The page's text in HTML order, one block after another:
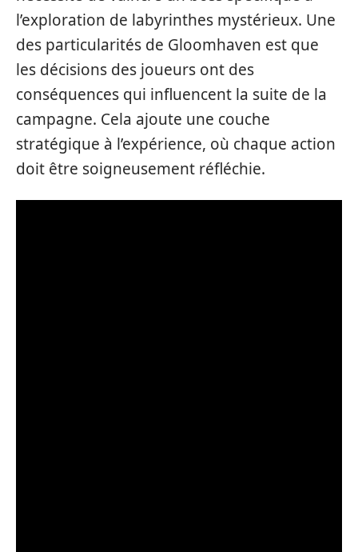
l’exploration de labyrinthes mystérieux. Une
des particularités de Gloomhaven est que
les décisions des joueurs ont des
conséquences qui influencent la suite de la
campagne. Cela ajoute une couche
stratégique à l’expérience, où chaque action
doit être soigneusement réfléchie.